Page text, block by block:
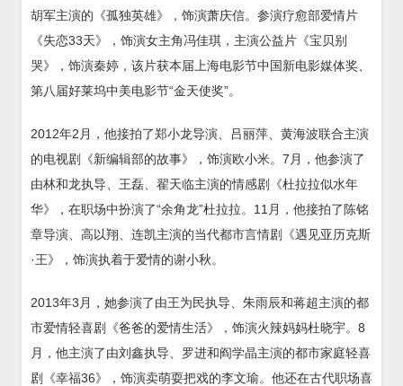
胡军主演的《孤独英雄》，饰演萧庆信。参演疗愈部爱情片
《失恋33天》，饰演女主角冯佳琪，主演公益片《宝贝别
哭》，饰演秦婷，该片获本届上海电影节中国新电影媒体奖、
第八届好莱坞中美电影节“金天使奖”。
2012年2月，他接拍了郑小龙导演、吕丽萍、黄海波联合主演
的电视剧《新编辑部的故事》，饰演欧小米。7月，他参演了
由林和龙执导、王磊、翟天临主演的情感剧《杜拉拉似水年
华》，在职场中扮演了“余角龙”杜拉拉。11月，他接拍了陈铭
章导演、高以翔、连凯主演的当代都市言情剧《遇见亚历克斯
·王》，饰演执着于爱情的谢小秋。
2013年3月，她参演了由王为民执导、朱雨辰和蒋超主演的都
市爱情轻喜剧《爸爸的爱情生活》，饰演火辣妈妈杜晓宇。8
月，他主演了由刘鑫执导、罗进和阎学晶主演的都市家庭轻喜
剧《幸福36》，饰演卖萌耍把戏的李文瑜。他还在古代职场喜